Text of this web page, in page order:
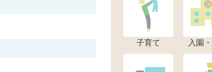
子育て 入園